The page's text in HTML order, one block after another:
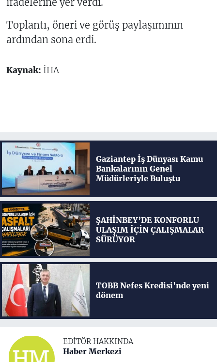
Toplantı, öneri ve görüş paylaşımının
ardından sona erdi.
Kaynak: İHA
Gaziantep İş Dünyası Kamu
Bankalarının Genel
Müdürleriyle Buluştu
ŞAHİNBEY’DE KONFORLU
ULAŞIM İÇİN ÇALIŞMALAR
SÜRÜYOR
TOBB Nefes Kredisi'nde yeni
dönem
EDITÖR HAKKINDA
Haber Merkezi